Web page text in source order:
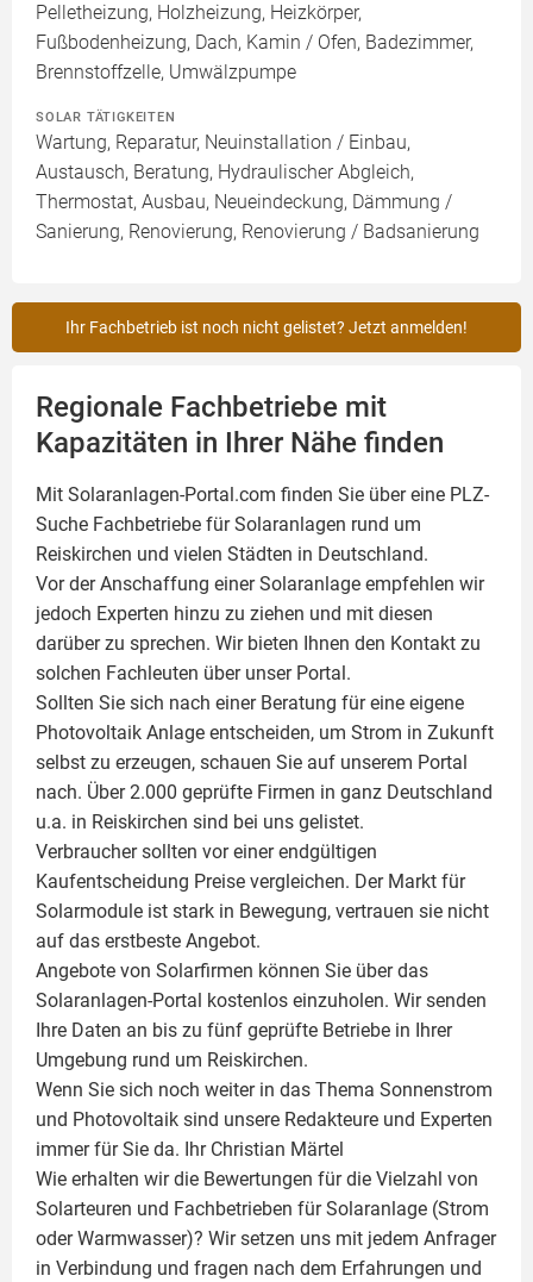
Pelletheizung, Holzheizung, Heizkörper,
Fußbodenheizung, Dach, Kamin / Ofen, Badezimmer,
Brennstoffzelle, Umwälzpumpe
SOLAR TÄTIGKEITEN
Wartung, Reparatur, Neuinstallation / Einbau,
Austausch, Beratung, Hydraulischer Abgleich,
Thermostat, Ausbau, Neueindeckung, Dämmung /
Sanierung, Renovierung, Renovierung / Badsanierung
Ihr Fachbetrieb ist noch nicht gelistet? Jetzt anmelden!
Regionale Fachbetriebe mit
Kapazitäten in Ihrer Nähe finden
Mit Solaranlagen-Portal.com finden Sie über eine PLZ-
Suche Fachbetriebe fürSolaranlagen rund um
Reiskirchen und vielen Städten in Deutschland.
Vor der Anschaffung einer Solaranlage empfehlen wir
jedoch Experten hinzu zu ziehen und mit diesen
darüber zu sprechen. Wir bieten Ihnen den Kontakt zu
solchen Fachleuten über unser Portal.
Sollten Sie sich nach einer Beratung für eine eigene
Photovoltaik Anlage entscheiden, um Strom in Zukunft
selbst zu erzeugen, schauen Sie auf unserem Portal
nach. Über 2.000 geprüfte Firmen in ganz Deutschland
u.a. in Reiskirchen sind bei uns gelistet.
Verbraucher sollten vor einer endgültigen
Kaufentscheidung Preise vergleichen. Der Markt für
Solarmodule ist stark in Bewegung, vertrauen sie nicht
auf das erstbeste Angebot.
Angebote von Solarfirmen können Sie über das
Solaranlagen-Portal kostenlos einzuholen. Wir senden
Ihre Daten an bis zu fünf geprüfte Betriebe in Ihrer
Umgebung rund um Reiskirchen.
Wenn Sie sich noch weiter in das Thema Sonnenstrom
und Photovoltaik sind unsere Redakteure und Experten
immer für Sie da. Ihr Christian Märtel
Wie erhalten wir die Bewertungen für die Vielzahl von
Solarteuren und Fachbetrieben für Solaranlage (Strom
oder Warmwasser)? Wir setzen uns mit jedem Anfrager
in Verbindung und fragen nach dem Erfahrungen und